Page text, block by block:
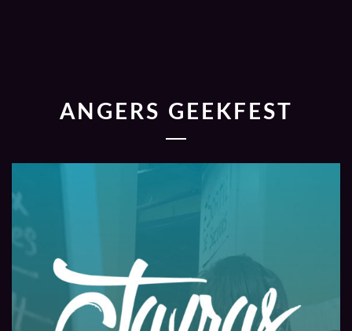
ANGERS GEEKFEST